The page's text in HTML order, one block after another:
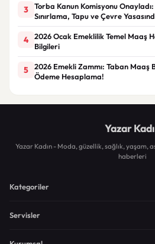
3
Torba Kanun Komisyonu
Sınırlama, Tapu ve Çevre
4
2026 Ocak Emeklilik Temel Maaş
Bilgileri
5
2026 Emekli Zammı: Taban Maaş
Ödeme Hesaplama!
Yazar
Yazar Kadın - Moda, güzellik, sağlık, yaşam,
haberleri
Kategoriler
Servisler